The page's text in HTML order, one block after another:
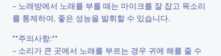
– 노래방에서 노래를 부를 때는 마이크를 잘 잡고 목소리
를 통제하여, 좋은 성능을 발휘할 수 있습니다.
**주의사항:**
– 소리가 큰 곳에서 노래를 부르는 경우 귀에 해를 줄 수